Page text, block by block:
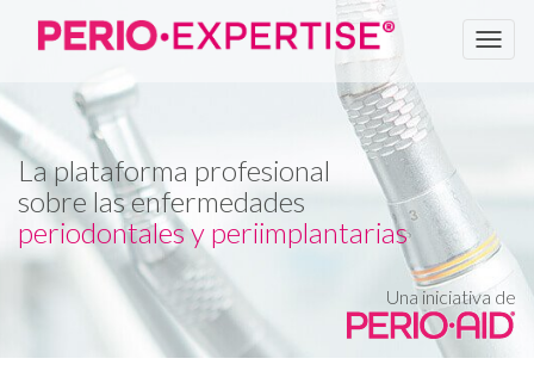
La plataforma profesional
sobre las enfermedades
periodontales y periimplantarias
Una iniciativa de